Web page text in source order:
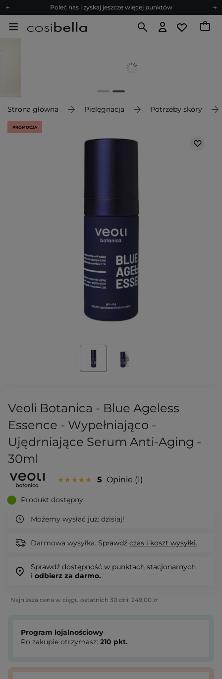
Poleć nas i zyskaj jeszcze więcej punktów
Zapisz się na newsletter pełen porad
Poleć nas i zyskaj jeszcze więcej punktów
Strona główna Pielęgnacja Potrzeby skóry
PROMOCJA
Veoli Botanica - Blue Ageless
Essence - Wypełniająco -
Ujędrniające Serum Anti-Aging -
30ml
5 Opinie 1
Produkt dostępny
Możemy wysłać już: dzisiaj!
Darmowa wysyłka. Sprawdź czas i koszt wysyłki.
Sprawdź dostępność w punktach stacjonarnych
i odbierz za darmo.
Najniższa cena w ciągu ostatnich 30 dni: 249,00 zł
Program lojalnościowy
Po zakupie otrzymasz: 210 pkt.